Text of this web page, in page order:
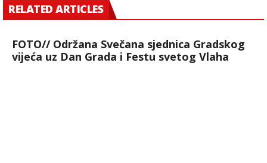
RELATED ARTICLES
FOTO// Održana Svečana sjednica Gradskog
vijeća uz Dan Grada i Festu svetog Vlaha